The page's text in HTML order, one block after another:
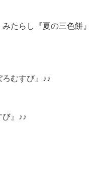
たらし『夏の三色餅』
むすび』♪♪
』♪♪